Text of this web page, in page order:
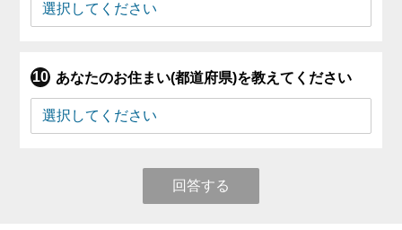
あなたのお住まい(都道府県)を教えてください
回答する